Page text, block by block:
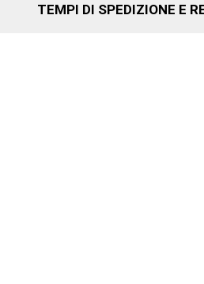
TEMPI DI SPEDIZIONE E